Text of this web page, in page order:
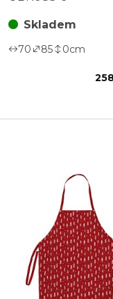
Skladem
70 85 0cm